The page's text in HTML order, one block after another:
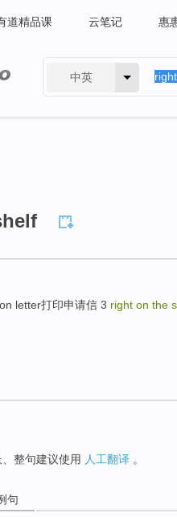
道精品课 云笔记 惠
中英
letter打印申请信 3 right on the
整句建议使用 人工翻译 。
句